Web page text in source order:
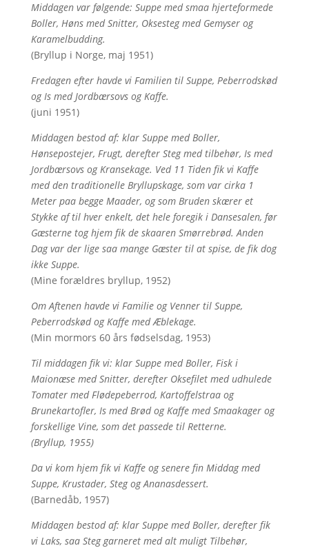
Middagen var følgende: Suppe med smaa hjerteformede
Boller, Høns med Snitter, Oksesteg med Gemyser og
Karamelbudding.
(Bryllup i Norge, maj 1951)
Fredagen efter havde vi Familien til Suppe, Peberrodskød
og Is med Jordbærsovs og Kaffe.
(juni 1951)
Middagen bestod af: klar Suppe med Boller,
Hønsepostejer, Frugt, derefter Steg med tilbehør, Is med
Jordbærsovs og Kransekage. Ved 11 Tiden fik vi Kaffe
med den traditionelle Bryllupskage, som var cirka 1
Meter paa begge Maader, og som Bruden skærer et
Stykke af til hver enkelt, det hele foregik i Dansesalen, før
Gæsterne tog hjem fik de skaaren Smørrebrød. Anden
Dag var der lige saa mange Gæster til at spise, de fik dog
ikke Suppe.
(Mine forældres bryllup, 1952)
Om Aftenen havde vi Familie og Venner til Suppe,
Peberrodskød og Kaffe med Æblekage.
(Min mormors 60 års fødselsdag, 1953)
Til middagen fik vi: klar Suppe med Boller, Fisk i
Maionæse med Snitter, derefter Oksefilet med udhulede
Tomater med Flødepeberrod, Kartoffelstraa og
Brunekartofler, Is med Brød og Kaffe med Smaakager og
forskellige Vine, som det passede til Retterne.
(Bryllup, 1955)
Da vi kom hjem fik vi Kaffe og senere fin Middag med
Suppe, Krustader, Steg og Ananasdessert.
(Barnedåb, 1957)
Middagen bestod af: klar Suppe med Boller, derefter fik
vi Laks, saa Steg garneret med alt muligt Tilbehør,